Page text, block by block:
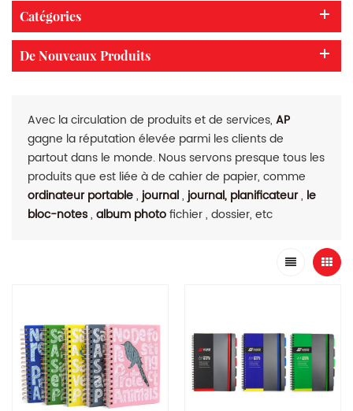
Catégories
De Nouveaux Produits
Avec la circulation de produits et de services, AP
gagne la réputation élevée parmi les clients de
partout dans le monde. Nous servons presque tous les
produits que est liée à de cahier de papier, comme
ordinateur portable, journal, journal, planificateur, le
bloc-notes, album photofichier , dossier, etc